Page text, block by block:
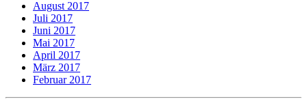
August 2017
Juli 2017
Juni 2017
Mai 2017
April 2017
März 2017
Februar 2017